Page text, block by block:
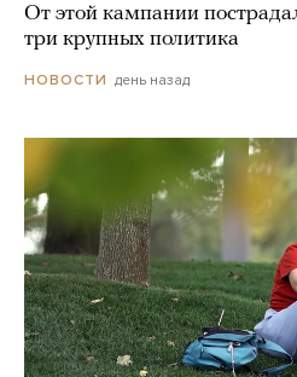
От этой кампании
три крупных политика
НОВОСТИ день назад